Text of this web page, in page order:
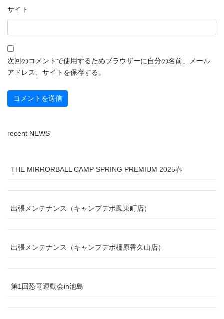
サイト
次回のコメントで使用するためブラウザーに自分の名前、メール
アドレス、サイトを保存する。
recent NEWS
THE MIRRORBALL CAMP SPRING PREMIUM 2025春
出張メンテナンス（キャンプデポ鳳東町店）
出張メンテナンス（キャンプデポ橿原香久山店）
第1回恐竜運動会in池島